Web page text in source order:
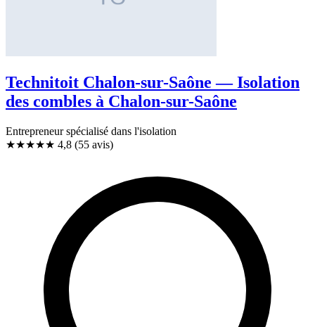
Technitoit Chalon-sur-Saône — Isolation
des combles à Chalon-sur-Saône
Entrepreneur spécialisé dans l'isolation
★★★★★ 4,8 (55 avis)